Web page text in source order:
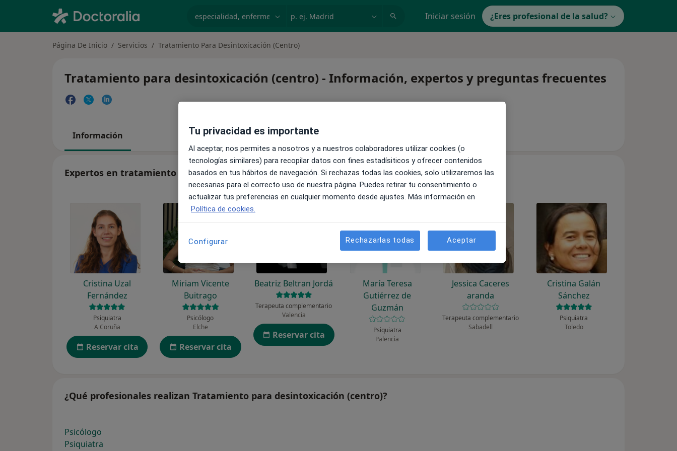
Iniciar sesión ¿Eres profesional de la salud?
Página De Inicio Servicios Tratamiento Para Desintoxicación (Centro)
Tratamiento para desintoxicación (centro) - Información, expertos y preguntas frecuentes
Información
Expertos en tratamiento para desintoxicación (centro)
Cristina Uzal
Fernández
Psiquiatra
A Coruña
Reservar cita
Miriam Vicente
Buitrago
Psicólogo
Elche
Reservar cita
Beatriz Beltran Jordá
Terapeuta complementario
Valencia
Reservar cita
María Teresa
Gutiérrez de
Guzmán
Psiquiatra
Palencia
Jessica Caceres
aranda
Terapeuta complementario
Sabadell
Cristina Galán
Sánchez
Psiquiatra
Toledo
¿Qué profesionales realizan Tratamiento para desintoxicación (centro)?
Psicólogo
Psiquiatra
Tu privacidad es importante
Al aceptar, nos permites a nosotros y a nuestros colaboradores utilizar cookies (o
tecnologías similares) para recopilar datos con fines estadísiticos y ofrecer contenidos
basados en tus hábitos de navegación. Si rechazas todas las cookies, solo utilizaremos las
necesarias para el correcto uso de nuestra página. Puedes retirar tu consentimiento o
actualizar tus preferencias en cualquier momento desde ajustes. Más información en
Política de cookies.
Configurar Rechazarlas todas Aceptar